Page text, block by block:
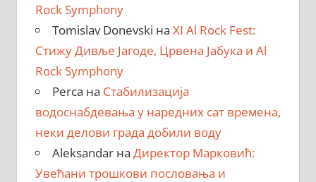
Rock Symphony
Tomislav Donevski на XI Al Rock Fest:
Стижу Дивље Јагоде, Црвена Јабука и Al
Rock Symphony
Perca на Стабилизација
водоснабдевања у наредних сат времена,
неки делови града добили воду
Aleksandarна Директор Марковић:
Увећани трошкови пословања и